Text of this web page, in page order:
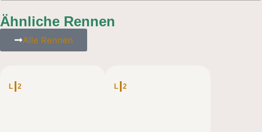
Ähnliche Rennen
Alle Rennen
L 2
L 2